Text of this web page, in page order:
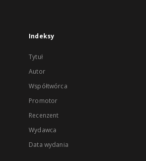
Indeksy
Tytuł
Autor
Współtwórca
Promotor
Recenzent
Wydawca
Data wydania